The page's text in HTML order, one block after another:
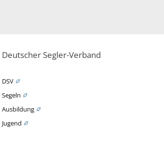
Deutscher Segler-Verband
DSV
Segeln
Ausbildung
Jugend